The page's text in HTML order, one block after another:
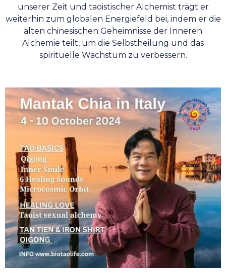
unserer Zeit und taoistischer Alchemist trägt er
weiterhin zum globalen Energiefeld bei, indem er die
alten chinesischen Geheimnisse der Inneren
Alchemie teilt, um die Selbstheilung und das
spirituelle Wachstum zu verbessern.